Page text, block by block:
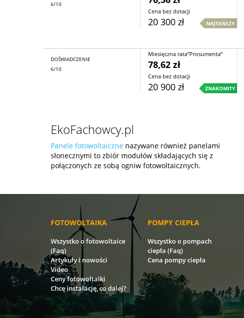
6/10
Cena bez dotacji
20 300 zł NAJTAŃSZY
DOŚWIADCZENIE
6/10
Miesięczna rata”Prosumenta”
78,62 zł
Cena bez dotacji
20 900 zł ZNAKOMITY
EkoFachowcy.pl
Panele fotowoltaiczne nazywane również panelami
słonecznymi to zbiór modułów składających się z
połączonych ze sobą ogniw fotowoltaicznych.
FOTOWOLTAIKA
Wszystko o fotowoltaice
(Faq)
Artykuły i nowości
Video
Ceny fotowoltaiki
Chcę instalację, co dalej?
POMPY CIEPŁA
Wszystko o pompach
ciepła (Faq)
Cena pompy ciepła